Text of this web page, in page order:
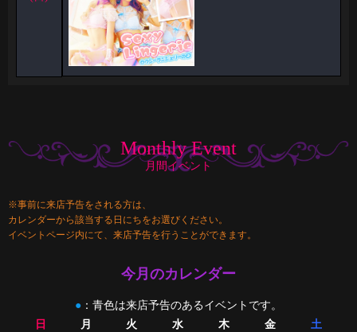
Monthly Event
月間イベント
※事前に来店予告をされる方は、
カレンダーから該当する日にちをお選びください。
イベントページ内にて、来店予告を行うことができます。
今月のカレンダー
● ：青色は来店予告のあるイベントです。
日
月 火 水 木 金
土